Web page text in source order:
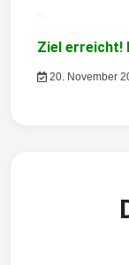
Ziel erreicht!
20. November